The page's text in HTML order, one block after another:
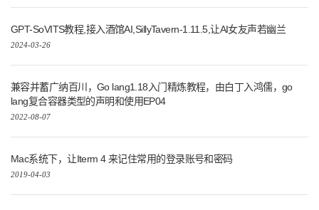
GPT-SoVITS教程,接入酒馆AI,SillyTavern-1.11.5,让AI女友声若幽兰
2024-03-26
兼容并蓄广纳百川，Go lang1.18入门精炼教程，由白丁入鸿儒，go
lang复合容器类型的声明和使用EP04
2022-08-07
Mac系统下，让Iterm 4 来记住常用的登录账号和密码
2019-04-03